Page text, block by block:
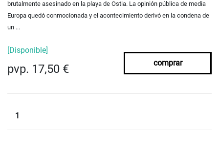
brutalmente asesinado en la playa de Ostia. La opinión pública de media
Europa quedó conmocionada y el acontecimiento derivó en la condena de
un ...
[Disponible]
pvp. 17,50 € comprar
1